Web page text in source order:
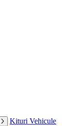
Kituri Vehicule